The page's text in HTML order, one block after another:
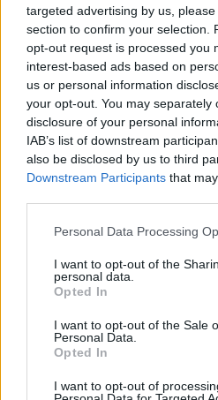
targeted advertising by us,
section to confirm your selection.
opt-out request is processed you
interest-based ads based on
us or personal information
your opt-out. You may separately
disclosure of your personal
IAB’s list of downstream
also be disclosed by us to third
Downstream Participants that
Please note that this website/app
not limited to your visit or usage
grant or deny consent to Google
use your data for below specified
consent section.
Personal Data Processing
I want to opt-out of the
personal data.
Opted In
I want to opt-out of the Sale
Personal Data.
Opted In
I want to opt-out of
Απαγόρευση κυκλοφορίας:
Παραμένουν τα SMS - Διαβάστε
Lockdown: Απαγόρευση
11.12.2020, 12:12 2